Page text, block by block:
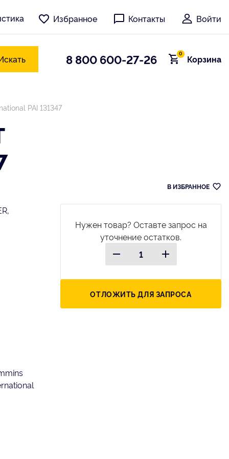
Избранное Контакты Войти
8 800 600-27-26 Корзина
0
PAI 131347
В ИЗБРАННОЕ
Нужен товар? Оставте запрос на
уточнение остатков.
ОТЛОЖИТЬ ДЛЯ ЗАПРОСА